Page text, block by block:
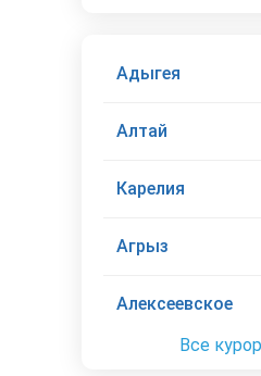
Адыгея
Алтай
Карелия
Агрыз
Алексеевское
Все